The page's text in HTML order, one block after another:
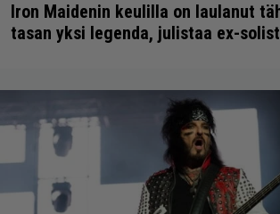
Iron Maidenin keulilla on laulanut
tasan yksi legenda, julistaa ex-